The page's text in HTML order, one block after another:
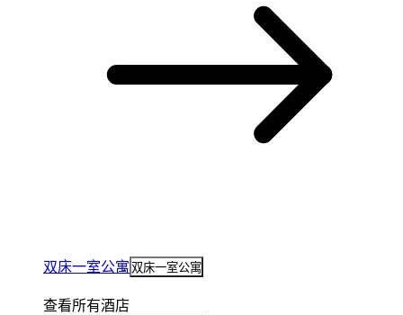
双床一室公寓 双床一室公寓
查看所有酒店